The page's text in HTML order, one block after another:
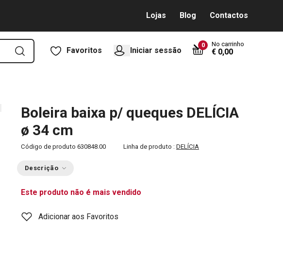
Lojas Blog Contactos
Favoritos Iniciar sessão
0 No carrinho
€ 0,00
Boleira baixa p/ queques DELÍCIA
ø 34 cm
Código de produto 630848.00 Linha de produto : DELÍCIA
Descrição
Este produto não é mais vendido
Adicionar aos Favoritos